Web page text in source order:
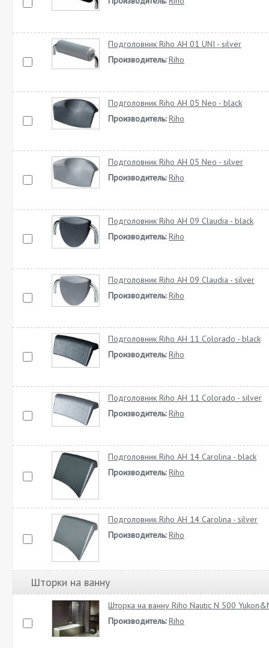
Подголовник Riho AH 01 UNI - silver
Производитель: Riho
Подголовник Riho AH 05 Neo - black
Производитель: Riho
Подголовник Riho AH 05 Neo - silver
Производитель: Riho
Подголовник Riho AH 09 Claudia - black
Производитель: Riho
Подголовник Riho AH 09 Claudia - silver
Производитель: Riho
Подголовник Riho AH 11 Colorado - black
Производитель: Riho
Подголовник Riho AH 11 Colorado - silver
Производитель: Riho
Подголовник Riho AH 14 Carolina - black
Производитель: Riho
Подголовник Riho AH 14 Carolina - silver
Производитель: Riho
Шторки на ванну
Шторка на ванну Riho Nautic N 500
Производитель: Riho